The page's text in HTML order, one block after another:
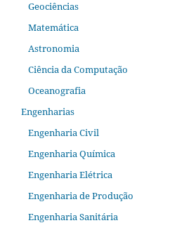
Geociências
Matemática
Astronomia
Ciência da Computação
Oceanografia
Engenharias
Engenharia Civil
Engenharia Química
Engenharia Elétrica
Engenharia de Produção
Engenharia Sanitária